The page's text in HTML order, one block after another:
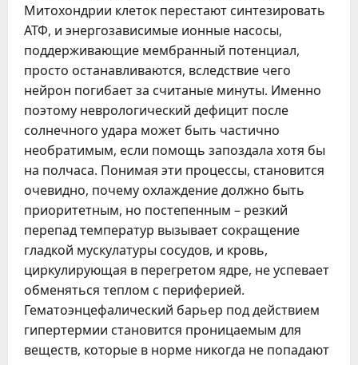
Митохондрии клеток перестают синтезировать
АТФ, и энергозависимые ионные насосы,
поддерживающие мембранный потенциал,
просто останавливаются, вследствие чего
нейрон погибает за считаные минуты. Именно
поэтому неврологический дефицит после
солнечного удара может быть частично
необратимым, если помощь запоздала хотя бы
на полчаса. Понимая эти процессы, становится
очевидно, почему охлаждение должно быть
приоритетным, но постепенным – резкий
перепад температур вызывает сокращение
гладкой мускулатуры сосудов, и кровь,
циркулирующая в перегретом ядре, не успевает
обменяться теплом с периферией.
Гематоэнцефалический барьер под действием
гипертермии становится проницаемым для
веществ, которые в норме никогда не попадают